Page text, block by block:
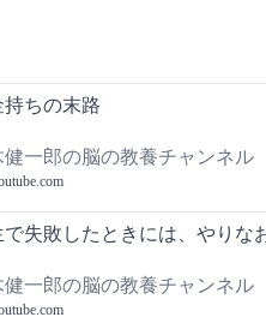
持ちの末路
健一郎の脳の教養チャンネル
で失敗したときには、やりな
健一郎の脳の教養チャンネル